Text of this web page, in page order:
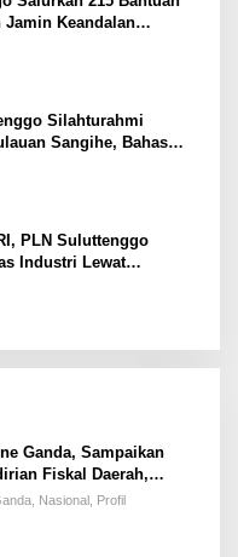
Jamin Keandalan
di Tamako
Silahturahmi
Sangihe, Bahas
hingga
PLN Suluttenggo
Industri Lewat
J Resources Bolaang
Ganda, Sampaikan
Fiskal Daerah,
DPR-RINasional, Profil